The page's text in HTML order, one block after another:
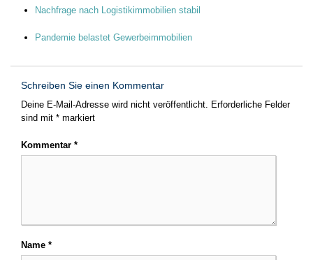
Nachfrage nach Logistikimmobilien stabil
Pandemie belastet Gewerbeimmobilien
Schreiben Sie einen Kommentar
Deine E-Mail-Adresse wird nicht veröffentlicht. Erforderliche Felder
sind mit * markiert
Kommentar *
Name *